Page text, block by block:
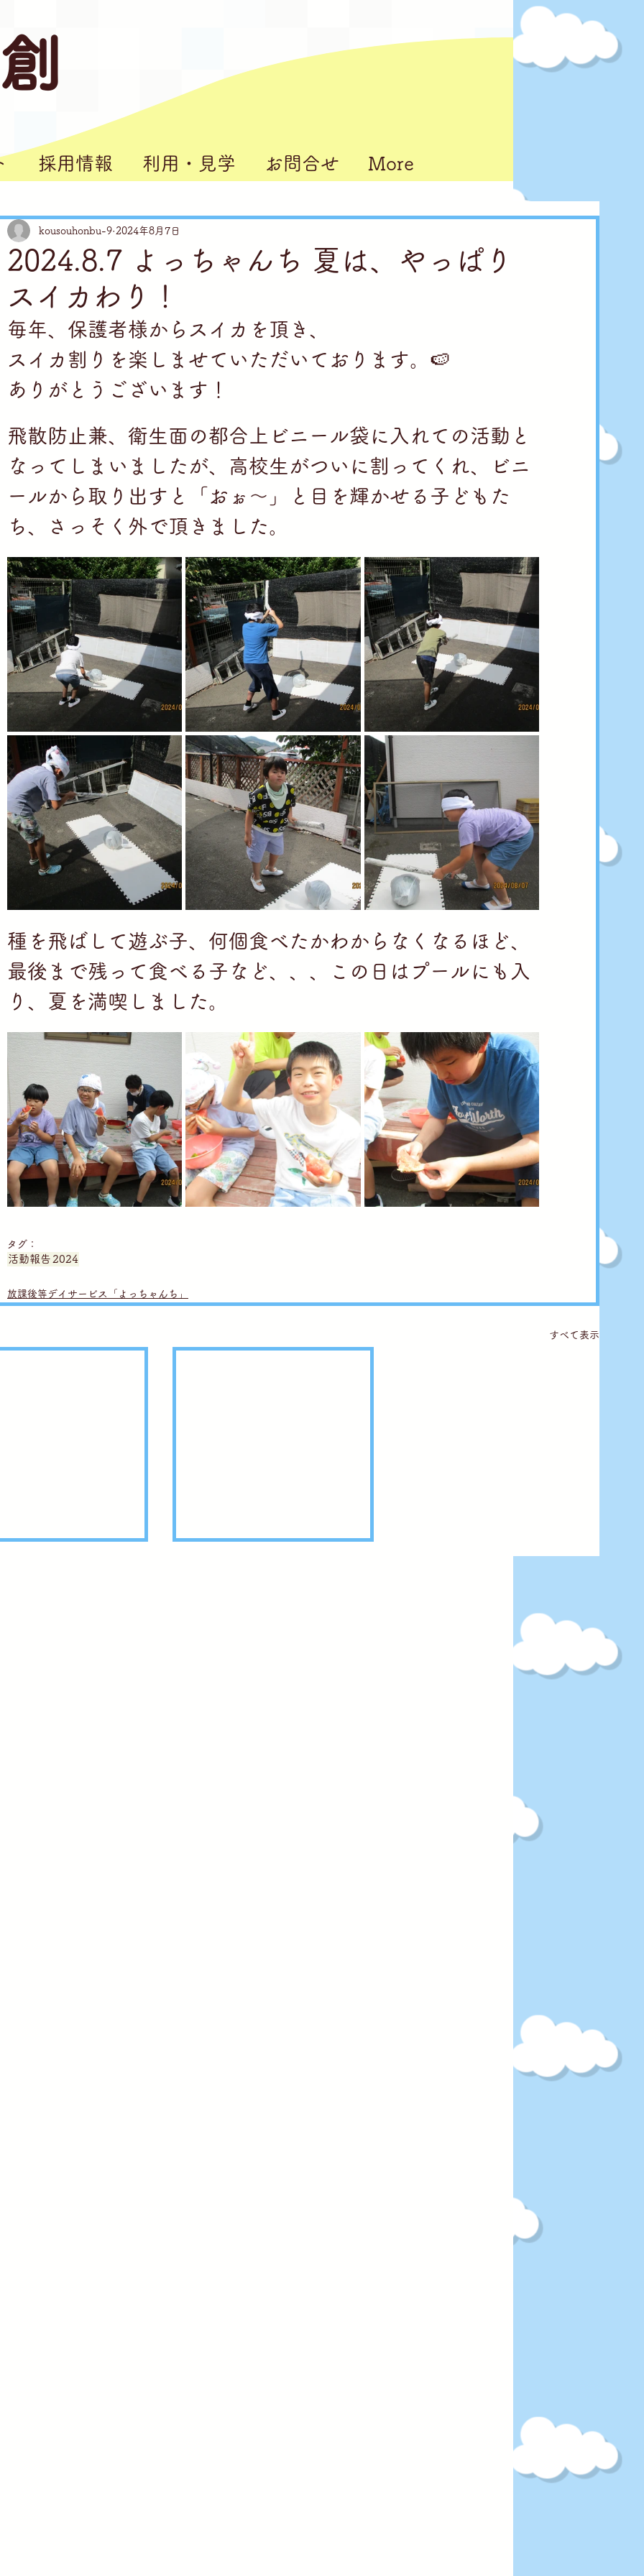
採用情報 利用・見学 お問合せ More
かし台」
」
家私の家」
」
」
2024.8.7 よっちゃんち 夏は、やっぱり
スイカわり！
kousouhonbu-9 2024年8月7日
毎年、保護者様からスイカを頂き、
スイカ割りを楽しませていただいております。🍉
ありがとうございます！
飛散防止兼、衛生面の都合上ビニール袋に入れての活動と
なってしまいましたが、
高校生がついに割ってくれ、ビニ
ールから取り出すと「おぉ～」と目を輝かせる子どもた
ち、さっそく外で頂きました。
種を飛ばして遊ぶ子、何個食べたかわからなくなるほど、
最後まで残って食べる子など、、、この日はプールにも入
り、夏を満喫しました。
タグ：
活動報告 2024
放課後等デイサービス「よっちゃんち」
すべて表示